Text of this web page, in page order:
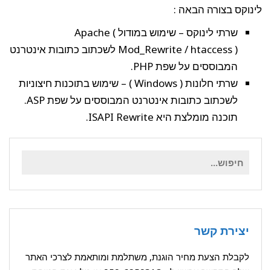
לינוקס בצורה הבאה :
שרתי לינוקס – שימוש במודול Apache (
Mod_Rewrite / htaccess ) לשכתוב כתובות אינטרנט
המבוססים על שפת PHP.
שרתי חלונות ( Windows ) – שימוש בתוכנות חיצוניות
לשכתוב כתובות אינטרנט המבוססים על שפת ASP.
תוכנה מומלצת היא ISAPI Rewrite.
יצירת קשר
לקבלת הצעת מחיר הוגנת, משתלמת ומותאמת לצרכי האתר